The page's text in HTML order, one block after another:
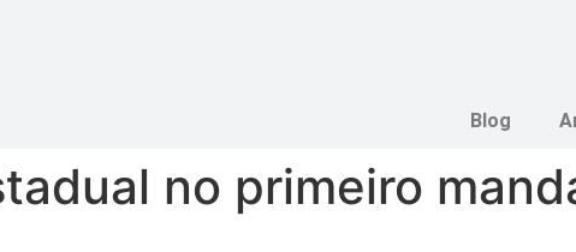
Blog
no primeiro